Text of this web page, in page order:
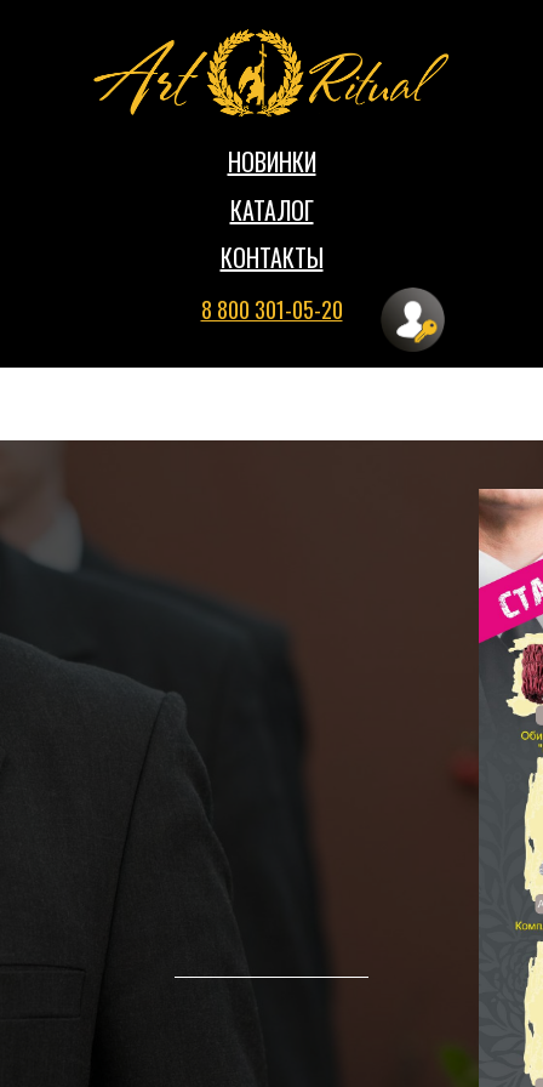
КАТАЛОГ
КОНТАКТЫ
НОВИНКИ
8 800 301-05-20